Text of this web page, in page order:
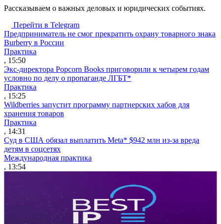
Рассказываем о важных деловых и юридических событиях.
Перейти в Telegram
Предприниматель не смог прекратить охрану товарного знака
Burberry в России
Практика
, 15:50
Экс-директора Popcorn Books приговорили к четырем годам
условно по делу о пропаганде ЛГБТ*
Практика
, 15:25
Wildberries запустит программу партнерских хабов для
хранения товаров
Практика
, 14:31
Суд в США обязал выплатить Meta* $942 млн из-за вреда
детям в соцсетях
Международная практика
, 13:54